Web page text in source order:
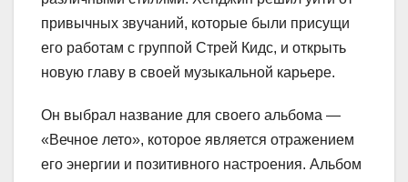
привычных звучаний, которые были присущи
его работам с группой Стрей Кидс, и открыть
новую главу в своей музыкальной карьере.
Он выбрал название для своего альбома —
«Вечное лето», которое является отражением
его энергии и позитивного настроения. Альбом